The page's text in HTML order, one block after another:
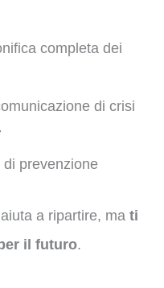
completa dei
di crisi
prevenzione
a ripartire, ma ti
il futuro.